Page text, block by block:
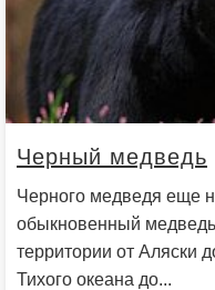
Черный медведь
Черного медведя еще
обыкновенный
территории от Аляски
Тихого океана до...